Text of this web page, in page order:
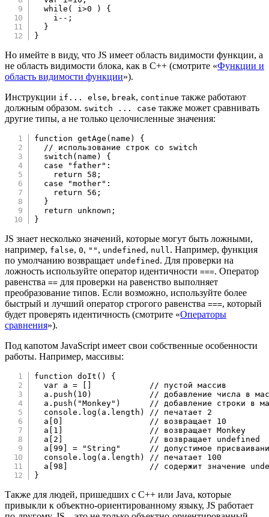
while ( i>0 )
{
    i
-- ;
}
}
Но имейте в виду, что JS имеет область видимости функции, а
не область видимости блока, как в C++ (смотрите «Функции и
область видимости функции»).
Инструкции if... else, break, continue также работают
должным образом. switch ... case также может сравнивать
другие типы, а не только целочисленные значения:
function getAge ( name )
{
// использование строк со switch
switch ( name )
{
case
"father" :
return
58 ;
case
"mother" :
return
56 ;
}
return unknown ;
}
JS знает несколько значений, которые могут быть ложными,
например, false, 0, "" , undefined , null . Например, функция
по умолчанию возвращает undefined . Для проверки на
ложность используйте оператор идентичности ===. Оператор
равенства == для проверки на равенство выполняет
преобразование типов. Если возможно, используйте более
быстрый и лучший оператор строгого равенства ===, который
будет проверять идентичность (смотрите «Операторы
сравнения»).
Под капотом JavaScript имеет свои собственные особенности
работы. Например, массивы:
function doIt ( )
{
var a =
// пустой массив
  a
. push ( 10 )
// добавление числа в
  a
. push ( "Monkey" )
// добавление строки в
  console
. log ( a . length )
// печатает 2
  a
[0
// возвращает 10
  a
1
// возвращает Monkey
  a
2
// возвращает undefined
  a
[99 = "String"
// допустимое
  console
. log ( a . length )
// печатает 100
  a
[98
// содержит значение
}
Также для людей, пришедших с C++ или Java, которые
привыкли к объектно-ориентированному языку, JS работает